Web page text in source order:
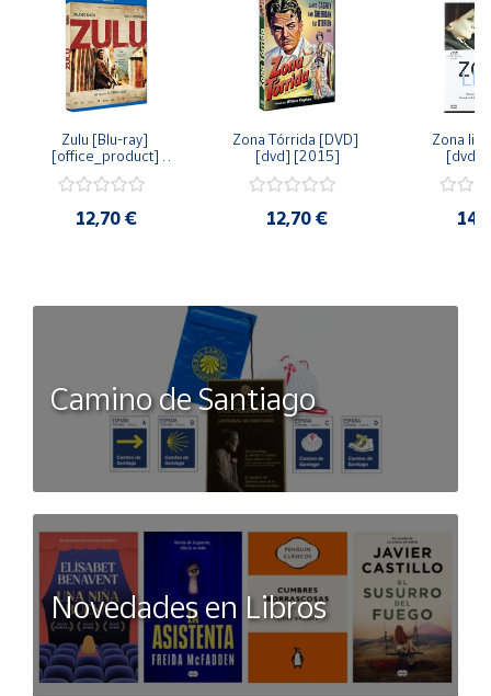
Zulu [Blu-ray]
[office_product]
12,70 €
Zona Tórrida [DVD]
[dvd] [2015]
12,70 €
Zona
[dvd]
Camino de Santiago
Novedades en Libros